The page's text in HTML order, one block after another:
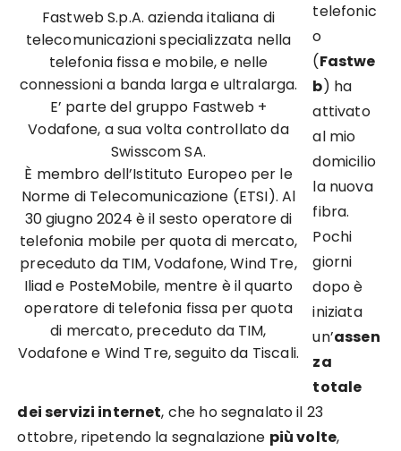
Fastweb S.p.A. azienda italiana di
telecomunicazioni specializzata nella
telefonia fissa e mobile, e nelle
connessioni a banda larga e ultralarga.
E’ parte del gruppo Fastweb +
Vodafone, a sua volta controllato da
Swisscom SA.
È membro dell’Istituto Europeo per le
Norme di Telecomunicazione (ETSI). Al
30 giugno 2024 è il sesto operatore di
telefonia mobile per quota di mercato,
preceduto da TIM, Vodafone, Wind Tre,
Iliad e PosteMobile, mentre è il quarto
operatore di telefonia fissa per quota
di mercato, preceduto da TIM,
Vodafone e Wind Tre, seguito da Tiscali.
telefonic
o
(Fastwe
b) ha
attivato
al mio
domicilio
la nuova
fibra.
Pochi
giorni
dopo è
iniziata
un’assen
za
totale
dei servizi internet, che ho segnalato il 23
ottobre, ripetendo la segnalazione più volte,